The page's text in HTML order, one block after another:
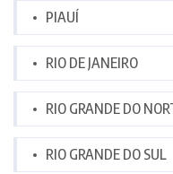
PIAUÍ
RIO DE JANEIRO
RIO GRANDE DO
RIO GRANDE DO SUL